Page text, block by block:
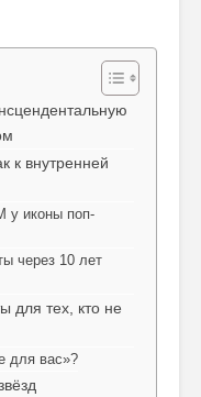
к внутренней
у иконы поп-
через 10 лет
для тех, кто не
для вас»?